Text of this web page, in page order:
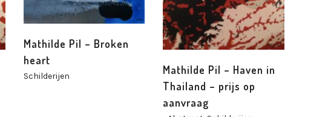
Mathilde Pil – Broken
heart
Schilderijen
Mathilde Pil – Haven in
Thailand – prijs op
aanvraag